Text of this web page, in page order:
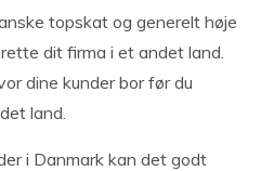
topskat og generelt høje
dit firma i et andet land.
dine kunder bor før du
land.
i Danmark kan det godt